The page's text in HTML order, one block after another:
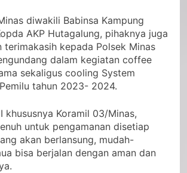
diwakili Babinsa Kampung
AKP Hutagalung, pihaknya juga
terimakasih kepada Polsek Minas
dalam kegiatan coffee
sekaligus cooling System
tahun 2023- 2024.
khususnya Koramil 03/Minas,
untuk pengamanan disetiap
akan berlansung, mudah-
bisa berjalan dengan aman dan